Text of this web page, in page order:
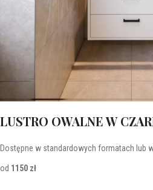
LUSTRO OWALNE W
Dostępne w standardowych formatach lub
od 1150 zł